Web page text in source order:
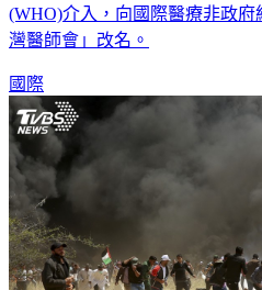
(WHO)介入，向國際醫療非政
灣醫師會」改名。
國際